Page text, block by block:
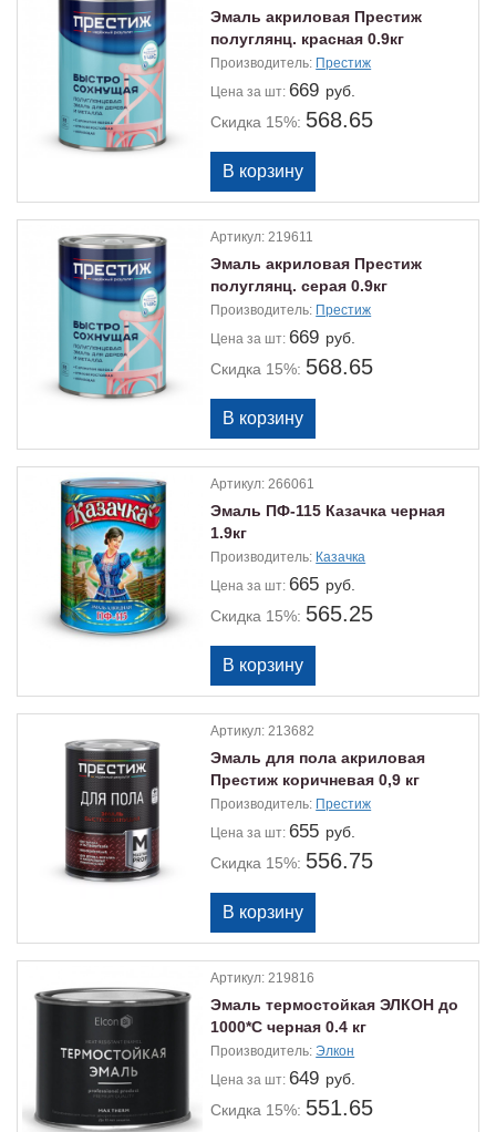
Эмаль акриловая Престиж
полуглянц. красная 0.9кг
Производитель: Престиж
Цена за шт:669 руб.
Скидка 15%: 568.65
Артикул:219611
Эмаль акриловая Престиж
полуглянц. серая 0.9кг
Производитель: Престиж
Цена за шт:669 руб.
Скидка 15%: 568.65
Артикул:266061
Эмаль ПФ-115 Казачка черная
1.9кг
Производитель: Казачка
Цена за шт:665 руб.
Скидка 15%: 565.25
Артикул:213682
Эмаль для пола акриловая
Престиж коричневая 0,9 кг
Производитель: Престиж
Цена за шт:655 руб.
Скидка 15%: 556.75
Артикул:219816
Эмаль термостойкая ЭЛКОН до
1000*С черная 0.4 кг
Производитель:Элкон
Цена за шт:649 руб.
Скидка 15%: 551.65